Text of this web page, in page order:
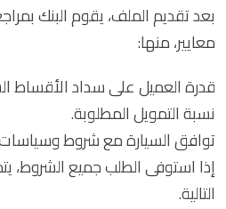
بعد تقديم الملف، يقوم البنك
معايير، منها:
قدرة العميل على سداد الأقساط
نسبة التمويل المطلوبة.
توافق السيارة مع شروط وسياسات
إذا استوفى الطلب جميع الشروط،
التالية.